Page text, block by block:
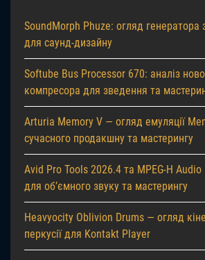
SoundMorph Phuze: огляд генератора
для саунд-дизайну
Softube Bus Processor 670: аналіз
компресора для зведення та
Arturia Memory V — огляд емуляції
сучасного продакшну та мастерингу
Avid Pro Tools 2026.4 та MPEG-H
для об’ємного звуку та мастерингу
Heavyocity Oblivion Drums — огляд
перкусії для Kontakt Player